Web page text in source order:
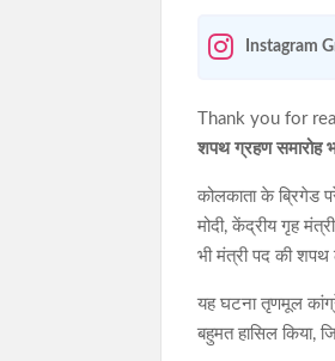
Instagram
Thank you for
शपथ ग्रहण समारोह
कोलकाता के ब्रिगेड
मोदी, केंद्रीय गृह
भी मंत्री पद की शपथ
यह घटना तृणमूल
बहुमत हासिल किया,